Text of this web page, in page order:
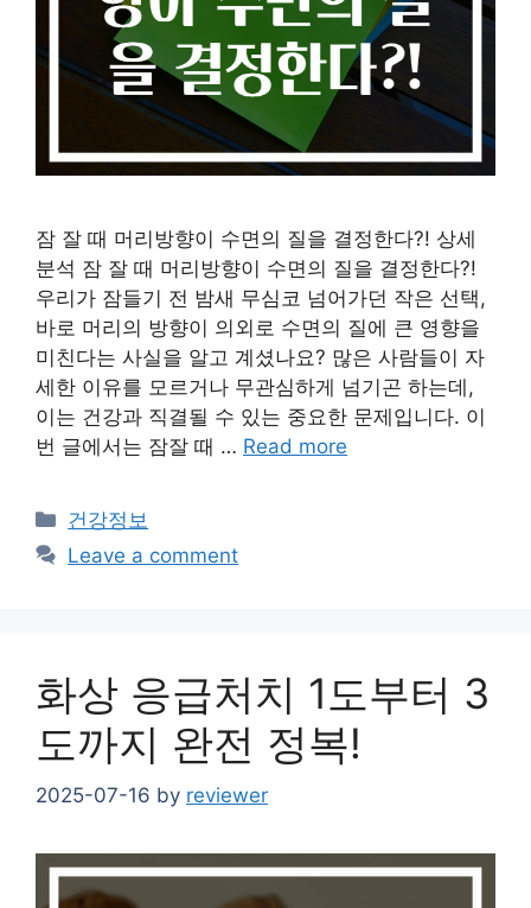
잠 잘 때 머리방향이 수면의 질을 결정한다?! 상세
분석 잠 잘 때 머리방향이 수면의 질을 결정한다?!
우리가 잠들기 전 밤새 무심코 넘어가던 작은 선택,
바로 머리의 방향이 의외로 수면의 질에 큰 영향을
미친다는 사실을 알고 계셨나요? 많은 사람들이 자
세한 이유를 모르거나 무관심하게 넘기곤 하는데,
이는 건강과 직결될 수 있는 중요한 문제입니다. 이
번 글에서는 잠잘 때 … Read more
Categories
건강정보
Leave a comment
화상 응급처치 1도부터 3
도까지 완전 정복!
2025-07-16 by reviewer